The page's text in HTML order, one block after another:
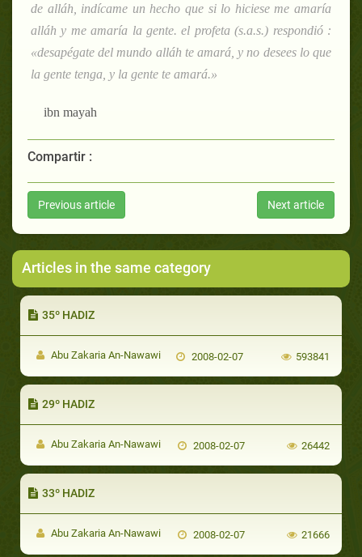
de alláh, indícame un hecho que si lo hiciese me amaría
alláh y me amaría la gente. el profeta (s.a.s.) respondió :
«desapégate del mundo alláh te amará, y no desees lo que
la gente tenga, y la gente te amará.»
ibn mayah
Compartir :
Previous article Next article
Articles in the same category
35º HADIZ
Abu Zakaria An-Nawawi 2008-02-07 593841
29º HADIZ
Abu Zakaria An-Nawawi 2008-02-07 26442
33º HADIZ
Abu Zakaria An-Nawawi 2008-02-07 21666